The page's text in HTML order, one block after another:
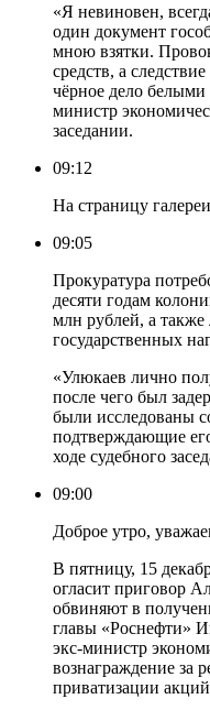
«Я невиновен,
один документ
мною взятки.
средств, а
чёрное дело
министр
заседании.
09:12
На страницу галереи
09:05
Прокуратура
десяти годам
млн рублей, а
государственных
«Улюкаев лично
после чего был
были исследованы
подтверждающие
ходе судебного
09:00
Доброе утро,
В пятницу, 15
огласит приговор
обвиняют в
главы «Роснефти»
экс-министр
вознаграждение за
приватизации